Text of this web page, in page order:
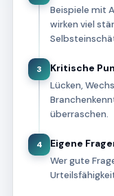
Beispiele mit
wirken viel
3 Kritische
Lücken,
überraschen.
4 Eigene
Wer gute